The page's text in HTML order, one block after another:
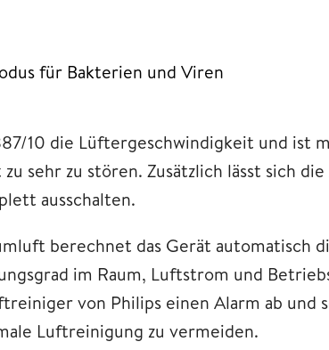
für Bakterien und Viren
10 die Lüftergeschwindigkeit und ist
sehr zu stören. Zusätzlich lässt sich
ausschalten.
berechnet das Gerät automatisch
im Raum, Luftstrom und
von Philips einen Alarm ab und
Luftreinigung zu vermeiden.